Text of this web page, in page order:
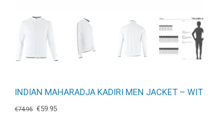
INDIAN MAHARADJA KADIRI MEN JACKET – WIT
€74.95 Oorspronkelijke
€59.95Huidige